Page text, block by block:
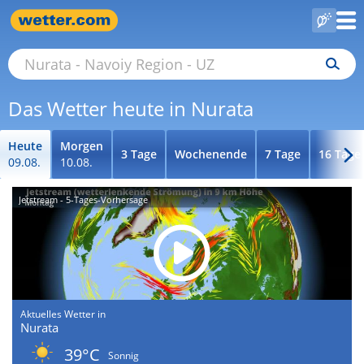
Das Wetter heute in Nurata
Heute
09.08.
Morgen
10.08.
3 Tage Wochenende 7 Tage 16 Tage
Jetstream - 5-Tages-Vorhersage
Aktuelles Wetter in
Nurata
39°C
Sonnig